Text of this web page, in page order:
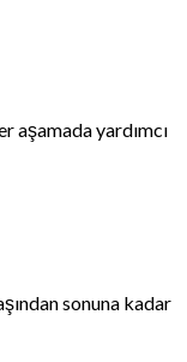
aşamada yardımcı
sonuna kadar